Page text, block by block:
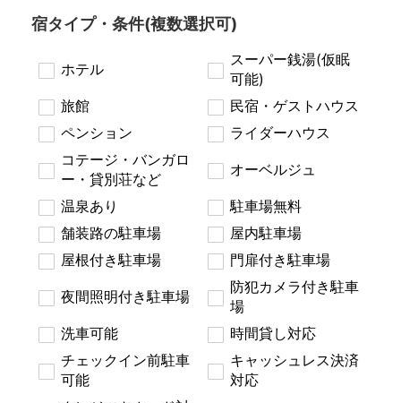
宿タイプ・条件(複数選択可)
ホテル
スーパー銭湯(仮眠
可能)
旅館
民宿・ゲストハウス
ペンション
ライダーハウス
コテージ・バンガロ
ー・貸別荘など
オーベルジュ
温泉あり
駐車場無料
舗装路の駐車場
屋内駐車場
屋根付き駐車場
門扉付き駐車場
夜間照明付き駐車場
防犯カメラ付き駐車
場
洗車可能
時間貸し対応
チェックイン前駐車
可能
キャッシュレス決済
対応